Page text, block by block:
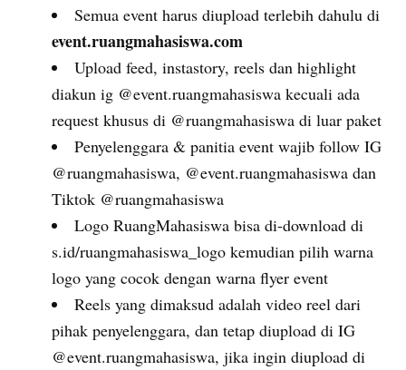
Semua event harus diupload terlebih dahulu di
event.ruangmahasiswa.com
Upload feed, instastory, reels dan highlight
diakun ig @event.ruangmahasiswa kecuali ada
request khusus di @ruangmahasiswa di luar paket
Penyelenggara & panitia event wajib follow IG
@ruangmahasiswa, @event.ruangmahasiswa dan
Tiktok @ruangmahasiswa
Logo RuangMahasiswa bisa di-download di
s.id/ruangmahasiswa_logo kemudian pilih warna
logo yang cocok dengan warna flyer event
Reels yang dimaksud adalah video reel dari
pihak penyelenggara, dan tetap diupload di IG
@event.ruangmahasiswa, jika ingin diupload di